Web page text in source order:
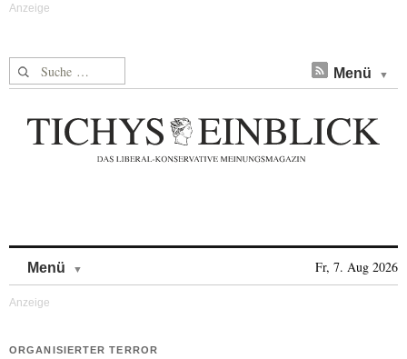
Suche nach: Menü
Menü Fr, 7. Aug 2026
ORGANISIERTER TERROR